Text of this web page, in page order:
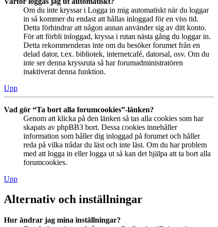
Om du inte kryssar i Logga in mig automatiskt när du loggar
in så kommer du endast att hållas inloggad för en viss tid.
Detta förhindrar att någon annan använder sig av ditt konto.
För att förbli inloggad, kryssa i rutan nästa gång du loggar in.
Detta rekommenderas inte om du besöker forumet från en
delad dator, t.ex. bibliotek, internetcafé, datorsal, osv. Om du
inte ser denna kryssruta så har forumadministratören
inaktiverat denna funktion.
Upp
Vad gör “Ta bort alla forumcookies”-länken?
Genom att klicka på den länken så tas alla cookies som har
skapats av phpBB3 bort. Dessa cookies innehåller
information som håller dig inloggad på forumet och håller
reda på vilka trådar du läst och inte läst. Om du har problem
med att logga in eller logga ut så kan det hjälpa att ta bort alla
forumcookies.
Upp
Alternativ och inställningar
Hur ändrar jag mina inställningar?